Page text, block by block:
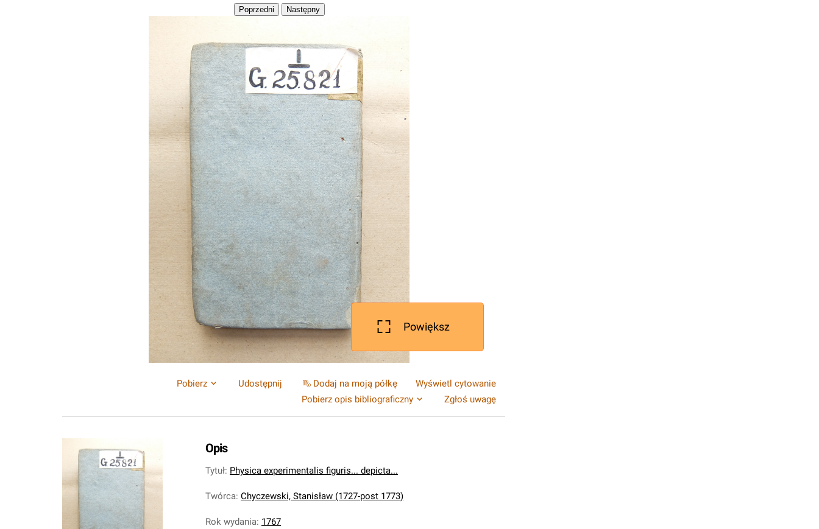
Powiększ
Pobierz Udostępnij Dodaj na moją półkę
Wyświetl cytowanie
Pobierz opis bibliograficzny
Zgłoś uwagę
Opis
Tytuł: Physica experimentalis figuris... depicta...
Twórca: Chyczewski, Stanisław (1727-post 1773)
Rok wydania: 1767